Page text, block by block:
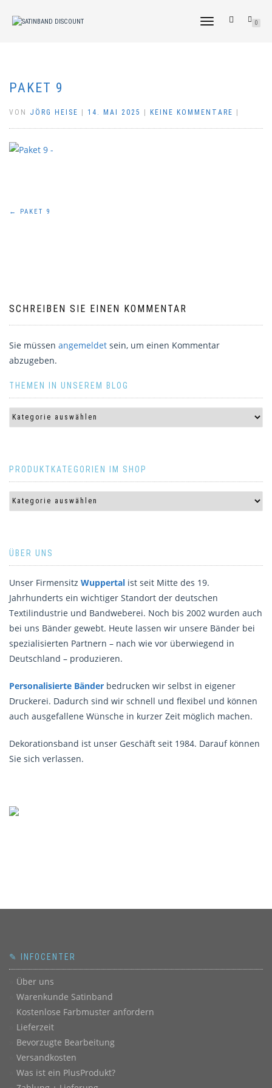
NAVIGATION
0
PAKET 9
VON JÖRG HEISE 14. MAI 2025 KEINE KOMMENTARE
Beitragsnavigation
← PAKET 9
SCHREIBEN SIE EINEN KOMMENTAR
Sie müssen angemeldet sein, um einen Kommentar
abzugeben.
THEMEN IN UNSEREM BLOG
PRODUKTKATEGORIEN IM SHOP
ÜBER UNS
Unser Firmensitz Wuppertal ist seit Mitte des 19.
Jahrhunderts ein wichtiger Standort der deutschen
Textilindustrie und Bandweberei. Noch bis 2002 wurden auch
bei uns Bänder gewebt. Heute lassen wir unsere Bänder bei
spezialisierten Partnern – nach wie vor überwiegend in
Deutschland – produzieren.
Personalisierte Bänder bedrucken wir selbst in eigener
Druckerei. Dadurch sind wir schnell und flexibel und können
auch ausgefallene Wünsche in kurzer Zeit möglich machen.
Dekorationsband ist unser Geschäft seit 1984. Darauf können
Sie sich verlassen.
✎ INFOCENTER
Über uns
Warenkunde Satinband
Kostenlose Farbmuster anfordern
Lieferzeit
Bevorzugte Bearbeitung
Versandkosten
Was ist ein PlusProdukt?